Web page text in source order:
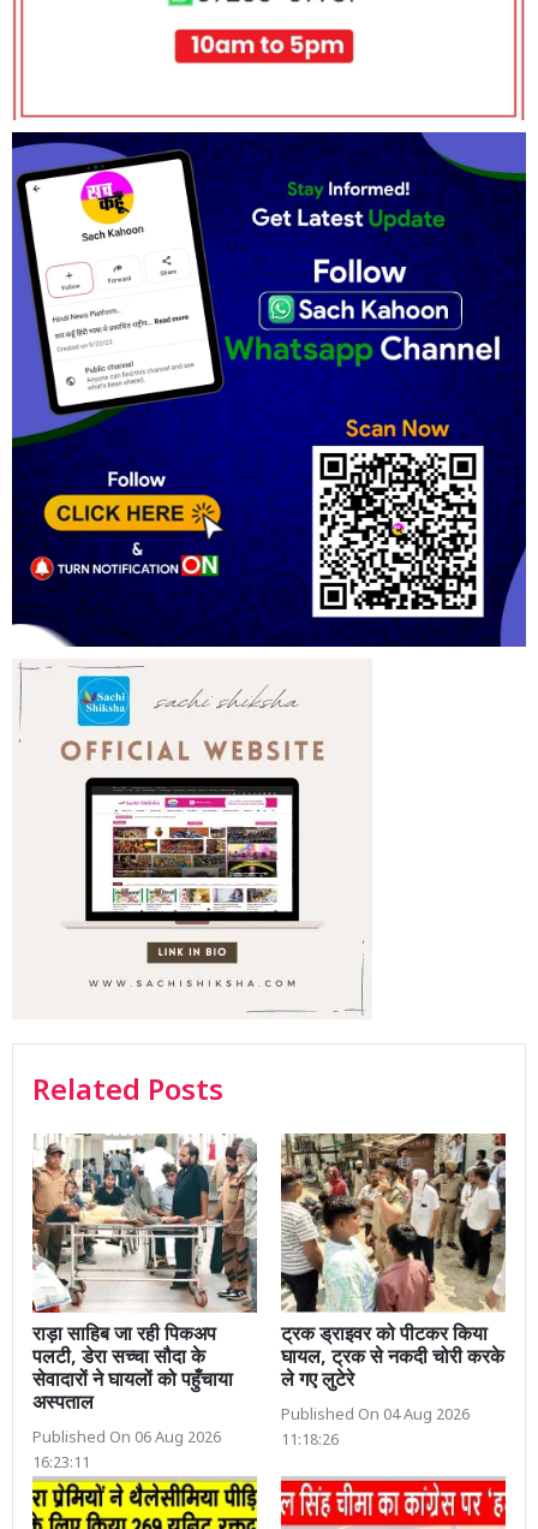
Related Posts
राड़ा साहिब जा रही पिकअप
पलटी, डेरा सच्चा सौदा के
सेवादारों ने घायलों को पहुँचाया
अस्पताल
Published On 06 Aug 2026
16:23:11
ट्रक ड्राइवर को पीटकर किया
घायल, ट्रक से नकदी चोरी करके
ले गए लुटेरे
Published On 04 Aug 2026
11:18:26